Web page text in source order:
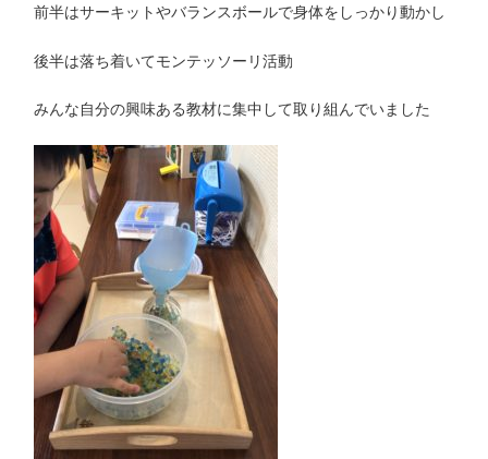
前半はサーキットやバランスボールで身体をしっかり動かし
後半は落ち着いてモンテッソーリ活動
みんな自分の興味ある教材に集中して取り組んでいました